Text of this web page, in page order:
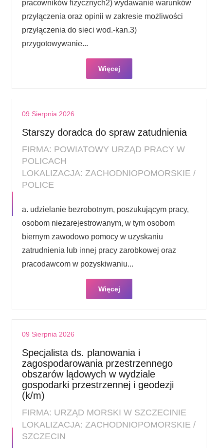
pracowników fizycznych2) wydawanie warunków
przyłączenia oraz opinii w zakresie możliwości
przyłączenia do sieci wod.-kan.3)
przygotowywanie...
Więcej
09 Sierpnia 2026
Starszy doradca do spraw zatudnienia
FIRMA: POWIATOWY URZĄD PRACY W
POLICACH
LOKALIZACJA: ZACHODNIOPOMORSKIE /
POLICE
a. udzielanie bezrobotnym, poszukującym pracy,
osobom niezarejestrowanym, w tym osobom
biernym zawodowo pomocy w uzyskaniu
zatrudnienia lub innej pracy zarobkowej oraz
pracodawcom w pozyskiwaniu...
Więcej
09 Sierpnia 2026
Specjalista ds. planowania i
zagospodarowania przestrzennego
obszarów lądowych w wydziale
gospodarki przestrzennej i geodezji
(k/m)
FIRMA: URZĄD MORSKI W SZCZECINIE
LOKALIZACJA: ZACHODNIOPOMORSKIE /
SZCZECIN